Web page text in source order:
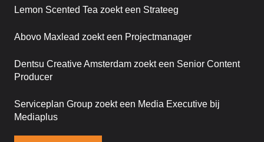
Lemon Scented Tea zoekt een Strateeg
Abovo Maxlead zoekt een Projectmanager
Dentsu Creative Amsterdam zoekt een Senior Content
Producer
Serviceplan Group zoekt een Media Executive bij
Mediaplus